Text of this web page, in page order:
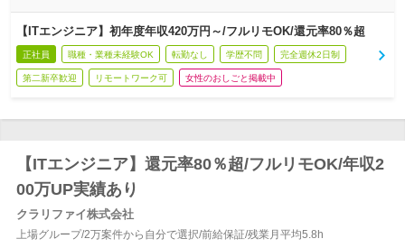
【ITエンジニア】初年度年収420万円～/フルリモOK/還元率80％超
正社員 職種・業種未経験OK 転勤なし 学歴不問 完全週休2日制
第二新卒歓迎 リモートワーク可 女性のおしごと掲載中
【ITエンジニア】還元率80％超/フルリモOK/年収2
00万UP実績あり
クラリファイ株式会社
上場グループ/2万案件から自分で選択/前給保証/残業月平均5.8h